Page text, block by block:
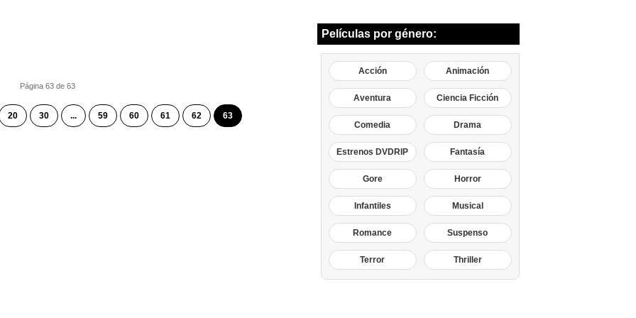
Página 63 de 63
20 30 ... 59 60 61 62 63
Películas por género:
Acción Animación
Aventura Ciencia Ficción
Comedia Drama
Estrenos DVDRIP Fantasía
Gore Horror
Infantiles Musical
Romance Suspenso
Terror Thriller